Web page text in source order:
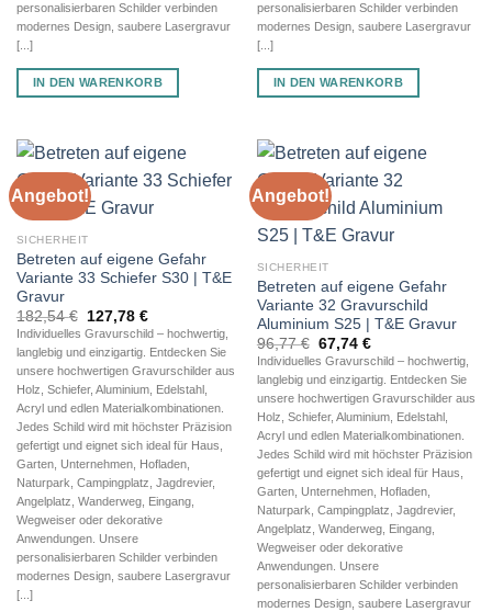
personalisierbaren Schilder verbinden
modernes Design, saubere Lasergravur
[...]
IN DEN WARENKORB
personalisierbaren Schilder verbinden
modernes Design, saubere Lasergravur
[...]
IN DEN WARENKORB
Angebot!
SICHERHEIT
Betreten auf eigene Gefahr
Variante 33 Schiefer S30 | T&E
Gravur
182,54€
Ursprünglicher
Preis
182,54 €
127,78 €Aktueller
Preis
127,78 €.
Individuelles Gravurschild – hochwertig,
langlebig und einzigartig. Entdecken Sie
unsere hochwertigen Gravurschilder aus
Holz, Schiefer, Aluminium, Edelstahl,
Acryl und edlen Materialkombinationen.
Jedes Schild wird mit höchster Präzision
gefertigt und eignet sich ideal für Haus,
Garten, Unternehmen, Hofladen,
Naturpark, Campingplatz, Jagdrevier,
Angelplatz, Wanderweg, Eingang,
Wegweiser oder dekorative
Anwendungen. Unsere
personalisierbaren Schilder verbinden
modernes Design, saubere Lasergravur
[...]
Angebot!
SICHERHEIT
Betreten auf eigene Gefahr
Variante 32 Gravurschild
Aluminium S25 | T&E Gravur
96,77€ Ursprünglicher
Preis
96,77 €
67,74 €Aktueller
Preis
67,74 €.
Individuelles Gravurschild – hochwertig,
langlebig und einzigartig. Entdecken Sie
unsere hochwertigen Gravurschilder aus
Holz, Schiefer, Aluminium, Edelstahl,
Acryl und edlen Materialkombinationen.
Jedes Schild wird mit höchster Präzision
gefertigt und eignet sich ideal für Haus,
Garten, Unternehmen, Hofladen,
Naturpark, Campingplatz, Jagdrevier,
Angelplatz, Wanderweg, Eingang,
Wegweiser oder dekorative
Anwendungen. Unsere
personalisierbaren Schilder verbinden
modernes Design, saubere Lasergravur